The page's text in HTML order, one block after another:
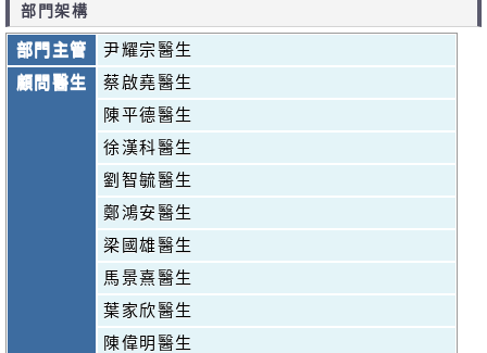
部門架構
部門主管
尹耀宗醫生
顧問醫生
蔡啟堯醫生
陳平德醫生
徐漢科醫生
劉智毓醫生
鄭鴻安醫生
梁國雄醫生
馬景熹醫生
葉家欣醫生
陳偉明醫生